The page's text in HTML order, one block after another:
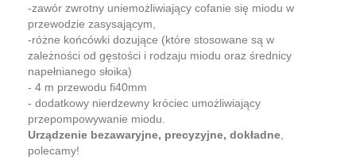
-zawór zwrotny uniemożliwiający cofanie się miodu w
przewodzie zasysającym,
-różne końcówki dozujące (które stosowane są w
zależności od gęstości i rodzaju miodu oraz średnicy
napełnianego słoika)
- 4 m przewodu fi40mm
- dodatkowy nierdzewny króciec umożliwiający
przepompowywanie miodu.
Urządzenie bezawaryjne, precyzyjne, dokładne
polecamy!